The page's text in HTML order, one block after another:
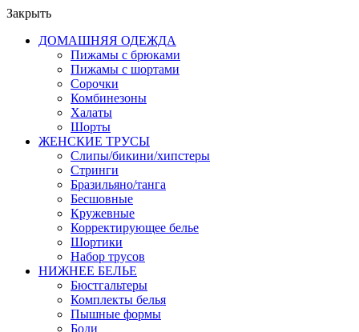
Закрыть
ДОМАШНЯЯ ОДЕЖДА
Пижамы с брюками
Пижамы с шортами
Сорочки
Комбинезоны
Халаты
Шорты
ЖЕНСКИЕ ТРУСЫ
Слипы/бикини/хипстеры
Стринги
Бразильяно/танга
Бесшовные
Кружевные
Корректирующее белье
Шортики
Набор трусов
НИЖНЕЕ БЕЛЬЕ
Бюстгальтеры
Комплекты белья
Пышные формы
Боди